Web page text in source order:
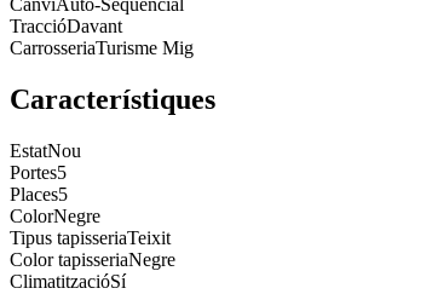
CanviAuto-Seqüencial
TraccióDavant
CarrosseriaTurisme Mig
Característiques
EstatNou
Portes5
Places5
ColorNegre
Tipus tapisseriaTeixit
Color tapisseriaNegre
ClimatitzacióSí